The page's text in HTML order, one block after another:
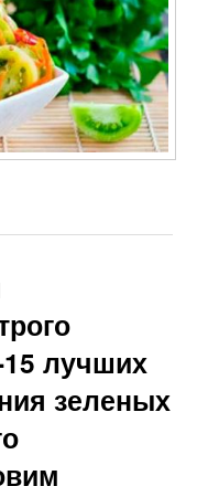
15 лучших
зеленых